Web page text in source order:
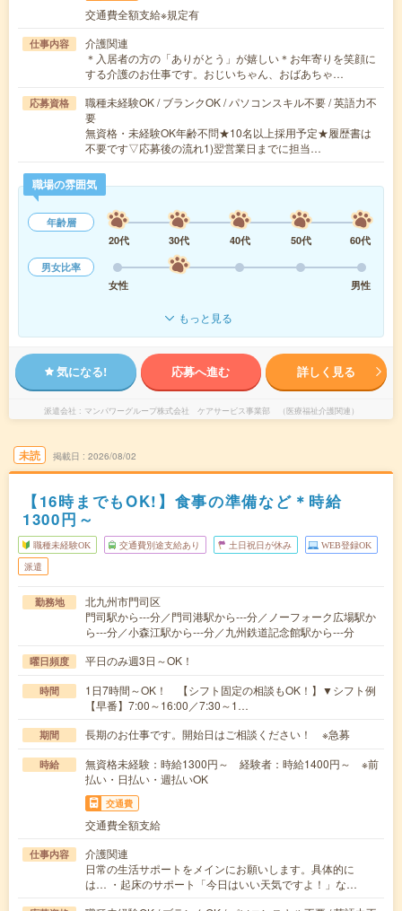
交通費全額支給※規定有
仕事内容
介護関連
＊入居者の方の「ありがとう」が嬉しい＊お年寄りを笑顔に
する介護のお仕事です。おじいちゃん、おばあちゃ…
応募資格
職種未経験OK / ブランクOK / パソコンスキル不要 / 英語力不
要
無資格・未経験OK年齢不問★10名以上採用予定★履歴書は
不要です▽応募後の流れ1)翌営業日までに担当…
職場の雰囲気
年齢層
20代
30代 40代 50代
60代
男女比率
女性
男性
もっと見る
気になる! 応募へ進む 詳しく見る
派遣会社 マンパワーグループ株式会社 ケアサービス事業部 （医療福祉介護関連）
未読 掲載日 2026/08/02
【16時までもOK!】食事の準備など＊時給
1300円～
職種未経験OK 交通費別途支給あり 土日祝日が休み WEB登録OK
派遣
勤務地
北九州市門司区
門司駅から---分／門司港駅から---分／ノーフォーク広場駅か
ら---分／小森江駅から---分／九州鉄道記念館駅から---分
曜日頻度 平日のみ週3日～OK！
時間
1日7時間～OK！ 【シフト固定の相談もOK！】▼シフト例
【早番】7:00～16:00／7:30～1…
期間 長期のお仕事です。開始日はご相談ください！ ※急募
時給
無資格未経験：時給1300円～ 経験者：時給1400円～ ※前
払い・日払い・週払いOK
交通費
交通費全額支給
仕事内容
介護関連
日常の生活サポートをメインにお願いします。具体的に
は… ・起床のサポート「今日はいい天気ですよ！」な…